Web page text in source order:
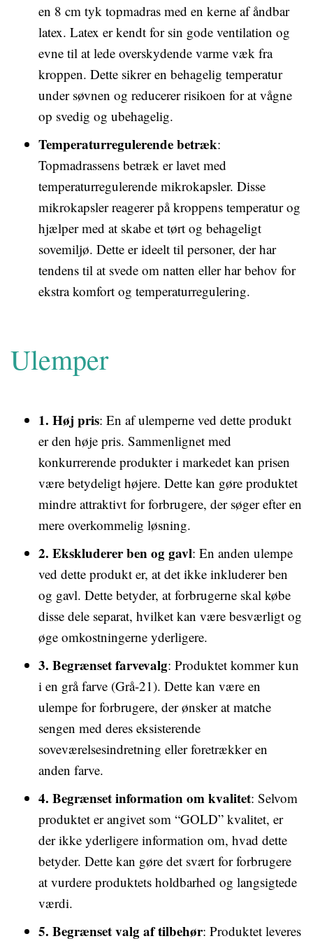
en 8 cm tyk topmadras med en kerne af åndbar
latex. Latex er kendt for sin gode ventilation og
evne til at lede overskydende varme væk fra
kroppen. Dette sikrer en behagelig temperatur
under søvnen og reducerer risikoen for at vågne
op svedig og ubehagelig.
Temperaturregulerende betræk:
Topmadrassens betræk er lavet med
temperaturregulerende mikrokapsler. Disse
mikrokapsler reagerer på kroppens temperatur og
hjælper med at skabe et tørt og behageligt
sovemiljø. Dette er ideelt til personer, der har
tendens til at svede om natten eller har behov for
ekstra komfort og temperaturregulering.
Ulemper
1. Høj pris: En af ulemperne ved dette produkt
er den høje pris. Sammenlignet med
konkurrerende produkter i markedet kan prisen
være betydeligt højere. Dette kan gøre produktet
mindre attraktivt for forbrugere, der søger efter en
mere overkommelig løsning.
2. Ekskluderer ben og gavl: En anden ulempe
ved dette produkt er, at det ikke inkluderer ben
og gavl. Dette betyder, at forbrugerne skal købe
disse dele separat, hvilket kan være besværligt og
øge omkostningerne yderligere.
3. Begrænset farvevalg: Produktet kommer kun
i en grå farve (Grå-21). Dette kan være en
ulempe for forbrugere, der ønsker at matche
sengen med deres eksisterende
soveværelsesindretning eller foretrækker en
anden farve.
4. Begrænset information om kvalitet: Selvom
produktet er angivet som “GOLD” kvalitet, er
der ikke yderligere information om, hvad dette
betyder. Dette kan gøre det svært for forbrugere
at vurdere produktets holdbarhed og langsigtede
værdi.
5. Begrænset valg af tilbehør: Produktet leveres